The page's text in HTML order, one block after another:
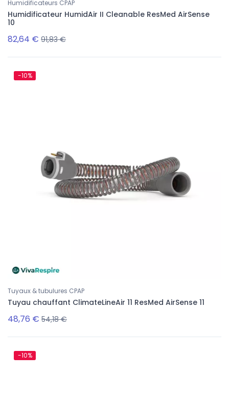
Humidificateurs CPAP
Humidificateur HumidAir II Cleanable ResMed AirSense
10
82,64 € 91,83 €
-10%
Tuyaux & tubulures CPAP
Tuyau chauffant ClimateLineAir 11 ResMed AirSense 11
48,76 € 54,18 €
-10%